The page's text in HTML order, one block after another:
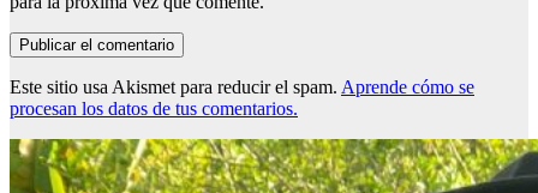
Este sitio usa Akismet para reducir el spam. Aprende cómo se
procesan los datos de tus comentarios.